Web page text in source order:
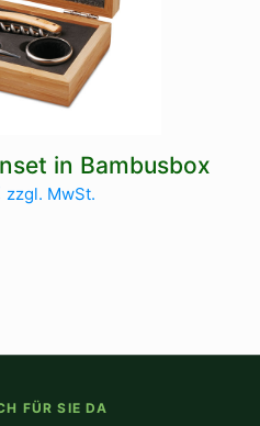
in Bambusbox
zzgl. MwSt.
FÜR SIE DA